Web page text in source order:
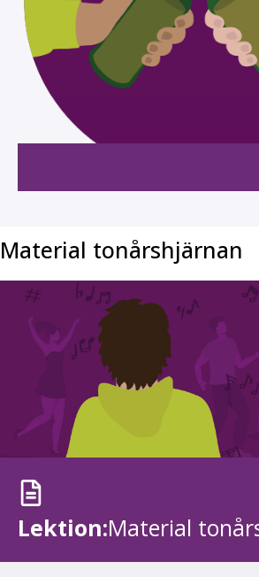
Material tonårshjärnan
Lektion:Material